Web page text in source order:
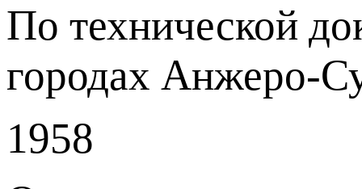
По технической
городах Анжеро-
1958